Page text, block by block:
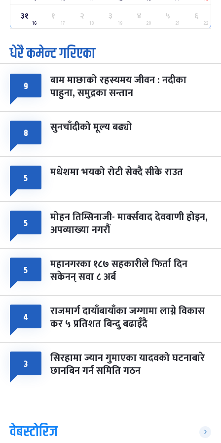
२५
मंगल
ग्याल्पो ल्होसार
फाल्गुन २५, २०८३ Mar 9, 2027
७ महिना बाँकी
७
आइत
पूर्णिमा व्रत
चैत्र ७, २०८३-Mar 21, 2027
८ फागुपूर्णिमा
चैत्र ८, २०८३-Mar 22, 2027
७ महिना बाँकी
३१
16
१
17
२
18
३
19
४
20
५
21
६
22
धेरै कमेन्ट गरिएका
९ बाम माछाको रहस्यमय जीवन : नदीका
पाहुना, समुद्रका सन्तान
८ सुनचाँदीको मूल्य बढ्यो
५ मधेशमा भयको रोटी सेक्दै सीके राउत
५ मोहन तिम्सिनाजी- मार्क्सवाद देववाणी होइन,
अपव्याख्या नगरौं
५ महानगरका १८७ सहकारीले फिर्ता दिन
सकेनन् सवा ८ अर्ब
४ राजमार्ग दायाँबायाँका जग्गामा लाग्ने विकास
कर ५ प्रतिशत बिन्दु बढाइँदै
३ सिरहामा ज्यान गुमाएका यादवको घटनाबारे
छानबिन गर्न समिति गठन
वेबस्टोरिज